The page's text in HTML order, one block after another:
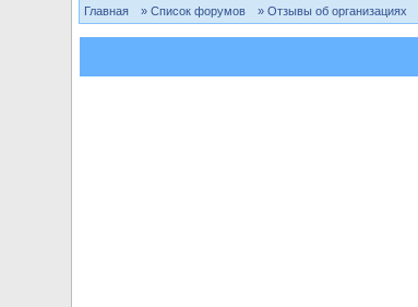
Главная » Список форумов » Отзывы об организациях